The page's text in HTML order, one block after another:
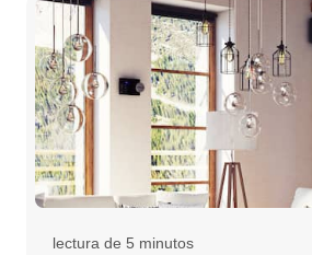
lectura de 5 minutos